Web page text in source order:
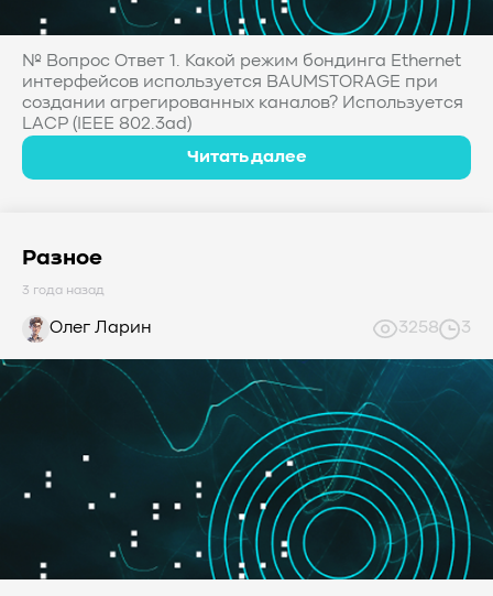
№ Вопрос Ответ 1. Какой режим бондинга Ethernet
интерфейсов используется BAUMSTORAGE при
создании агрегированных каналов? Используется
LACP (IEEE 802.3ad)
Читать далее
Разное
3 года назад
Олег Ларин 3258 3